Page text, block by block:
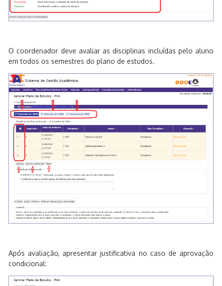
O coordenador deve avaliar as disciplinas incluídas pelo aluno
em todos os semestres do plano de estudos.
Após avaliação, apresentar justificativa no caso de aprovação
condicional: